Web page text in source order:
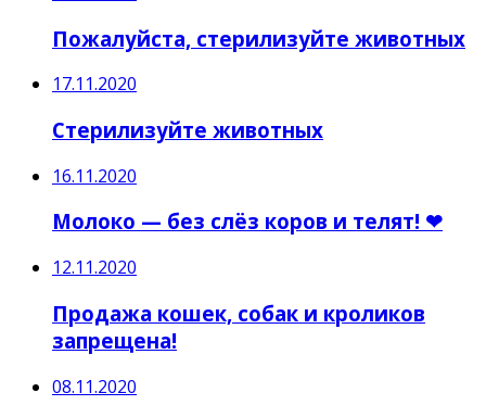
Пожалуйста, стерилизуйте животных
17.11.2020
Стерилизуйте животных
16.11.2020
Молоко — без слёз коров и телят! ❤
12.11.2020
Продажа кошек, собак и кроликов
запрещена!
08.11.2020